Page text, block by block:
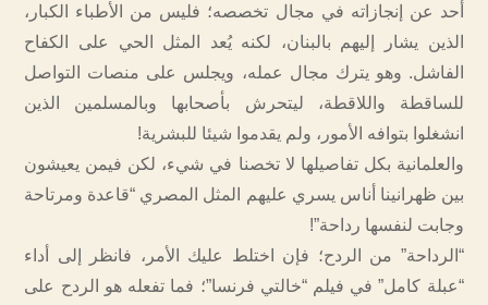
أحد عن إنجازاته في مجال تخصصه؛ فليس من الأطباء الكبار،
الذين يشار إليهم بالبنان، لكنه يُعد المثل الحي على الكفاح
الفاشل. وهو يترك مجال عمله، ويجلس على منصات التواصل
للساقطة واللاقطة، ليتحرش بأصحابها وبالمسلمين الذين
انشغلوا بتوافه الأمور، ولم يقدموا شيئا للبشرية!
والعلمانية بكل تفاصيلها لا تخصنا في شيء، لكن فيمن يعيشون
بين ظهرانينا أناس يسري عليهم المثل المصري “قاعدة ومرتاحة
وجابت لنفسها رداحة”!
“الرداحة” من الردح؛ فإن اختلط عليك الأمر، فانظر إلى أداء
“عبلة كامل” في فيلم “خالتي فرنسا”؛ فما تفعله هو الردح على